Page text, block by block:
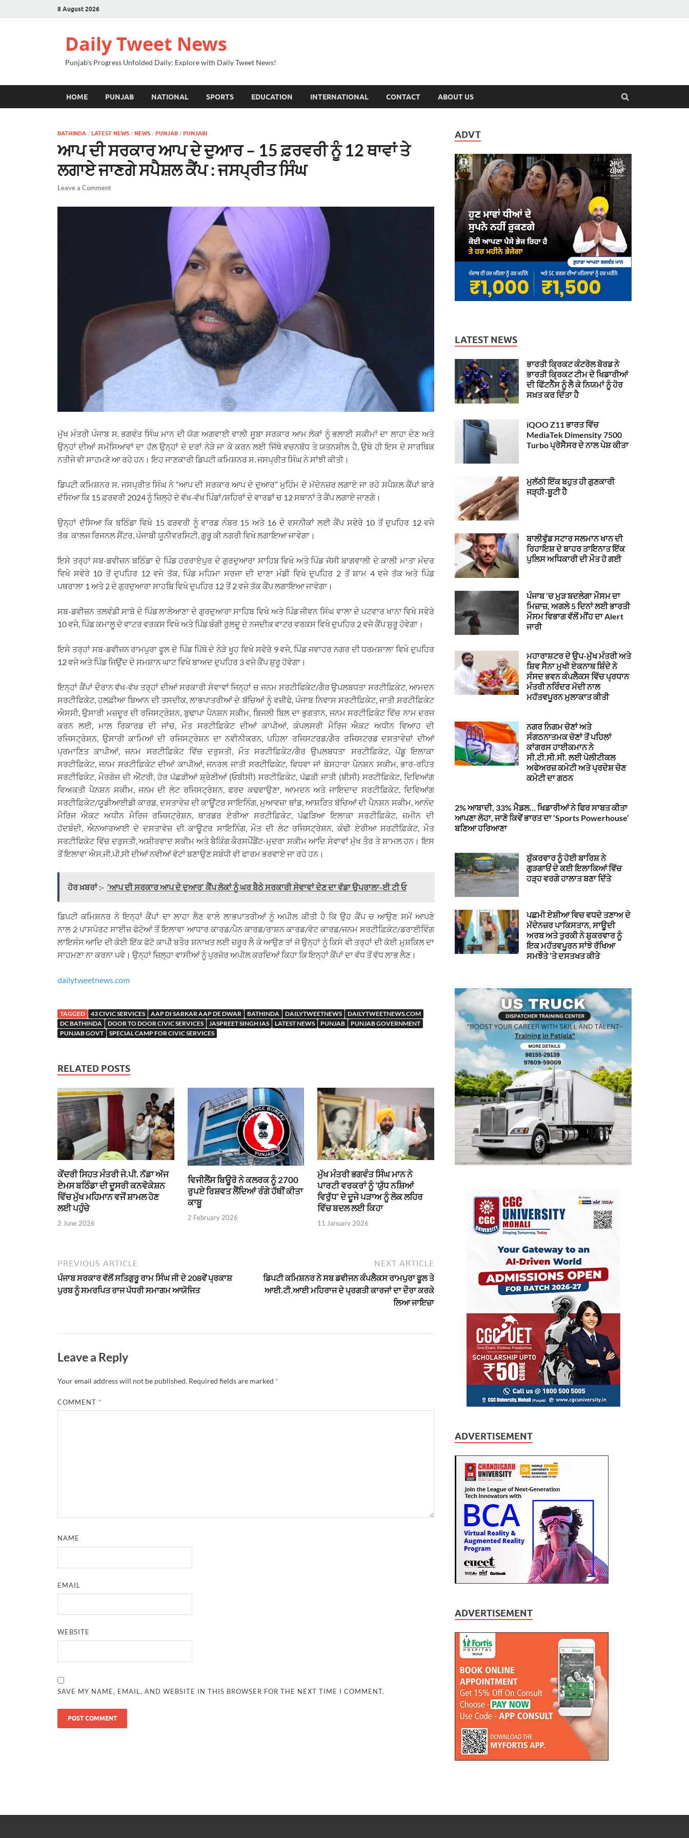
8 August 2026
Daily Tweet News
Punjab's Progress Unfolded Daily: Explore with Daily Tweet News!
HOME PUNJAB NATIONAL SPORTS EDUCATION INTERNATIONAL CONTACT ABOUT US
BATHINDA / LATEST NEWS / NEWS / PUNJAB / PUNJABI
ਆਪ ਦੀ ਸਰਕਾਰ ਆਪ ਦੇ ਦੁਆਰ – 15 ਫ਼ਰਵਰੀ ਨੂੰ 12 ਥਾਵਾਂ ਤੇ
ਲਗਾਏ ਜਾਣਗੇ ਸਪੈਸ਼ਲ ਕੈਂਪ : ਜਸਪ੍ਰੀਤ ਸਿੰਘ
Leave a Comment
ਮੁੱਖ ਮੰਤਰੀ ਪੰਜਾਬ ਸ. ਭਗਵੰਤ ਸਿੰਘ ਮਾਨ ਦੀ ਯੋਗ ਅਗਵਾਈ ਵਾਲੀ ਸੂਬਾ ਸਰਕਾਰ ਆਮ ਲੋਕਾਂ ਨੂੰ ਭਲਾਈ ਸਕੀਮਾਂ ਦਾ ਲਾਹਾ ਦੇਣ ਅਤੇ
ਉਨ੍ਹਾਂ ਦੀਆਂ ਸਮੱਸਿਆਵਾਂ ਦਾ ਹੱਲ ਉਨ੍ਹਾਂ ਦੇ ਦਰਾਂ ਨੇੜੇ ਜਾ ਕੇ ਕਰਨ ਲਈ ਜਿੱਥੇ ਵਚਨਬੱਧ ਤੇ ਯਤਨਸ਼ੀਲ ਹੈ, ਉਥੇ ਹੀ ਇਸ ਦੇ ਸਾਰਥਿਕ
ਨਤੀਜੇ ਵੀ ਸਾਹਮਣੇ ਆ ਰਹੇ ਹਨ। ਇਹ ਜਾਣਕਾਰੀ ਡਿਪਟੀ ਕਮਿਸ਼ਨਰ ਸ. ਜਸਪ੍ਰੀਤ ਸਿੰਘ ਨੇ ਸਾਂਝੀ ਕੀਤੀ।
ਡਿਪਟੀ ਕਮਿਸ਼ਨਰ ਸ. ਜਸਪ੍ਰੀਤ ਸਿੰਘ ਨੇ “ਆਪ ਦੀ ਸਰਕਾਰ ਆਪ ਦੇ ਦੁਆਰ” ਮੁਹਿੰਮ ਦੇ ਮੱਦੇਨਜ਼ਰ ਲਗਾਏ ਜਾ ਰਹੇ ਸਪੈਸ਼ਲ ਕੈਂਪਾਂ ਬਾਰੇ
ਦੱਸਿਆ ਕਿ 15 ਫ਼ਰਵਰੀ 2024 ਨੂੰ ਜ਼ਿਲ੍ਹੇ ਦੇ ਵੱਖ-ਵੱਖ ਪਿੰਡਾਂ/ਸ਼ਹਿਰਾਂ ਦੇ ਵਾਰਡਾਂ ਚ 12 ਸਥਾਨਾਂ ਤੇ ਕੈਂਪ ਲਗਾਏ ਜਾਣਗੇ।
ਉਨ੍ਹਾਂ ਦੱਸਿਆ ਕਿ ਬਠਿੰਡਾ ਵਿਖੇ 15 ਫਰਵਰੀ ਨੂੰ ਵਾਰਡ ਨੰਬਰ 15 ਅਤੇ 16 ਦੇ ਵਸਨੀਕਾਂ ਲਈ ਕੈਂਪ ਸਵੇਰੇ 10 ਤੋਂ ਦੁਪਹਿਰ 12 ਵਜੇ
ਤੱਕ ਕਾਲਜ ਰਿਜਨਲ ਸੈਂਟਰ, ਪੰਜਾਬੀ ਯੂਨੀਵਰਸਿਟੀ, ਗੁਰੂ ਕੀ ਨਗਰੀ ਵਿਖੇ ਲਗਾਇਆ ਜਾਵੇਗਾ।
ਇਸੇ ਤਰ੍ਹਾਂ ਸਬ-ਡਵੀਜ਼ਨ ਬਠਿੰਡਾ ਦੇ ਪਿੰਡ ਹਰਰਾਏਪੁਰ ਦੇ ਗੁਰਦੁਆਰਾ ਸਾਹਿਬ ਵਿਖੇ ਅਤੇ ਪਿੰਡ ਜੱਸੀ ਬਾਗਵਾਲੀ ਦੇ ਕਾਲੀ ਮਾਤਾ ਮੰਦਰ
ਵਿਖੇ ਸਵੇਰੇ 10 ਤੋਂ ਦੁਪਹਿਰ 12 ਵਜੇ ਤੱਕ, ਪਿੰਡ ਮਹਿਮਾ ਸਰਜਾ ਦੀ ਦਾਣਾ ਮੰਡੀ ਵਿਖੇ ਦੁਪਹਿਰ 2 ਤੋਂ ਸ਼ਾਮ 4 ਵਜੇ ਤੱਕ ਅਤੇ ਪਿੰਡ
ਪਥਰਾਲਾ 1 ਅਤੇ 2 ਦੇ ਗੁਰਦੁਆਰਾ ਸਾਹਬਿ ਵਿਖੇ ਦੁਪਹਿਰ 12 ਤੋਂ 2 ਵਜੇ ਤੱਕ ਕੈਂਪ ਲਗਾਇਆ ਜਾਵੇਗਾ।
ਸਬ-ਡਵੀਜ਼ਨ ਤਲਵੰਡੀ ਸਾਬੋ ਦੇ ਪਿੰਡ ਲਾਲੇਆਣਾ ਦੇ ਗੁਰਦੁਆਰਾ ਸਾਹਿਬ ਵਿਖੇ ਅਤੇ ਪਿੰਡ ਜੀਵਨ ਸਿੰਘ ਵਾਲਾ ਦੇ ਪਟਵਾਰ ਖਾਨਾ ਵਿਖੇ ਸਵੇਰੇ
10 ਵਜੇ, ਪਿੰਡ ਕਮਾਲੂ ਦੇ ਵਾਟਰ ਵਰਕਸ ਵਿਖੇ ਅਤੇ ਪਿੰਡ ਬੰਗੀ ਰੁਲਦੂ ਦੇ ਨਜਦੀਕ ਵਾਟਰ ਵਰਕਸ ਵਿਖੇ ਦੁਪਹਿਰ 2 ਵਜੇ ਕੈਂਪ ਸ਼ੁਰੂ ਹੋਵੇਗਾ।
ਇਸੇ ਤਰ੍ਹਾਂ ਸਬ-ਡਵੀਜ਼ਨ ਰਾਮਪੁਰਾ ਫੂਲ ਦੇ ਪਿੰਡ ਪਿੱਥੋ ਦੇ ਨੇੜੇ ਖੂਹ ਵਿਖੇ ਸਵੇਰੇ 9 ਵਜੇ, ਪਿੰਡ ਜਵਾਹਰ ਨਗਰ ਦੀ ਧਰਮਸ਼ਾਲਾ ਵਿਖੇ ਦੁਪਹਿਰ
12 ਵਜੇ ਅਤੇ ਪਿੰਡ ਜਿਉਂਦ ਦੇ ਸਮਸ਼ਾਨ ਘਾਟ ਵਿਖੇ ਬਾਅਦ ਦੁਪਹਿਰ 3 ਵਜੇ ਕੈਂਪ ਸ਼ੁਰੂ ਹੋਵੇਗਾ।
ਇਨ੍ਹਾਂ ਕੈਂਪਾਂ ਦੌਰਾਨ ਵੱਖ-ਵੱਖ ਤਰ੍ਹਾਂ ਦੀਆਂ ਸਰਕਾਰੀ ਸੇਵਾਵਾਂ ਜਿਨ੍ਹਾਂ ਚ ਜਨਮ ਸਰਟੀਫਿਕੇਟ/ਗੈਰ ਉਪਲਬਧਤਾ ਸਰਟੀਫ਼ਿਕੇਟ, ਆਮਦਨ
ਸਰਟੀਫਿਕੇਟ, ਹਲਫ਼ੀਆ ਬਿਆਨ ਦੀ ਤਸਦੀਕ, ਲਾਭਪਾਤਰੀਆਂ ਦੇ ਬੱਚਿਆਂ ਨੂੰ ਵਜ਼ੀਫੇ, ਪੰਜਾਬ ਨਿਵਾਸ ਸਰਟੀਫ਼ਿਕੇਟ, ਜਾਤੀ ਸਰਟੀਫ਼ਿਕੇਟ
ਐਸਸੀ, ਉਸਾਰੀ ਮਜ਼ਦੂਰ ਦੀ ਰਜਿਸਟ੍ਰੇਸ਼ਨ, ਬੁਢਾਪਾ ਪੈਨਸ਼ਨ ਸਕੀਮ, ਬਿਜਲੀ ਬਿਲ ਦਾ ਭੁਗਤਾਨ, ਜਨਮ ਸਰਟੀਫ਼ਿਕੇਟ ਵਿੱਚ ਨਾਮ ਦਰਜ
ਕਰਨ ਲਈ, ਮਾਲ ਰਿਕਾਰਡ ਦੀ ਜਾਂਚ, ਮੌਤ ਸਰਟੀਫ਼ਿਕੇਟ ਦੀਆਂ ਕਾਪੀਆਂ, ਕੰਪਲਸਰੀ ਮੈਰਿਜ ਐਕਟ ਅਧੀਨ ਵਿਆਹ ਦੀ
ਰਜਿਸਟ੍ਰੇਸ਼ਨ, ਉਸਾਰੀ ਕਾਮਿਆਂ ਦੀ ਰਜਿਸਟ੍ਰੇਸ਼ਨ ਦਾ ਨਵੀਨੀਕਰਨ, ਪਹਿਲਾ ਰਜਿਸਟਰਡ/ਗੈਰ ਰਜਿਸਟਰਡ ਦਸਤਾਵੇਜ਼ਾਂ ਦੀਆਂ
ਪ੍ਰਮਾਣਿਤ ਕਾਪੀਆਂ, ਜਨਮ ਸਰਟੀਫ਼ਿਕੇਟ ਵਿੱਚ ਦਰੁਸਤੀ, ਮੌਤ ਸਰਟੀਫ਼ਿਕੇਟ/ਗੈਰ ਉਪਲਬਧਤਾ ਸਰਟੀਫ਼ਿਕੇਟ, ਪੇਂਡੂ ਇਲਾਕਾ
ਸਰਟੀਫ਼ਿਕੇਟ, ਜਨਮ ਸਰਟੀਫ਼ਿਕੇਟ ਦੀਆਂ ਕਾਪੀਆਂ, ਜਨਰਲ ਜਾਤੀ ਸਰਟੀਫਿਕੇਟ, ਵਿਧਵਾ ਜਾਂ ਬੇਸਹਾਰਾ ਪੈਨਸ਼ਨ ਸਕੀਮ, ਭਾਰ-ਰਹਿਤ
ਸਰਟੀਫਿਕੇਟ, ਮੌਰਗੇਜ ਦੀ ਐਂਟਰੀ, ਹੋਰ ਪੱਛੜੀਆਂ ਸ਼੍ਰੇਣੀਆਂ (ਓਬੀਸੀ) ਸਰਟੀਫ਼ਿਕੇਟ, ਪੱਛੜੀ ਜਾਤੀ (ਬੀਸੀ) ਸਰਟੀਫ਼ਿਕੇਟ, ਦਿਵਿਆਂਗ
ਵਿਅਕਤੀ ਪੈਨਸ਼ਨ ਸਕੀਮ, ਜਨਮ ਦੀ ਲੇਟ ਰਜਿਸਟ੍ਰੇਸ਼ਨ, ਫਰਦ ਕਢਵਾਉਣਾ, ਆਮਦਨ ਅਤੇ ਜਾਇਦਾਦ ਸਰਟੀਫ਼ਿਕੇਟ, ਦਿਵਿਆਂਗ
ਸਰਟੀਫ਼ਿਕੇਟ/ਯੂਡੀਆਈਡੀ ਕਾਰਡ, ਦਸਤਾਵੇਜ਼ ਦੀ ਕਾਊਂਟਰ ਸਾਇਨਿੰਗ, ਮੁਆਵਜ਼ਾ ਬਾਂਡ, ਆਸ਼ਰਿਤ ਬੱਚਿਆਂ ਦੀ ਪੈਨਸ਼ਨ ਸਕੀਮ, ਆਨੰਦ
ਮੈਰਿਜ ਐਕਟ ਅਧੀਨ ਮੈਰਿਜ ਰਜਿਸਟ੍ਰੇਸ਼ਨ, ਥਾਰਡਰ ਏਰੀਆ ਸਰਟੀਫ਼ਿਕੇਟ, ਪੱਛੜਿਆ ਇਲਾਕਾ ਸਰਟੀਫ਼ਿਕੇਟ, ਜ਼ਮੀਨ ਦੀ
ਹੱਦਬੰਦੀ, ਐਨਆਰਆਈ ਦੇ ਦਸਤਾਵੇਜ਼ ਦੀ ਕਾਊਟਰ ਸਾਇਨਿੰਗ, ਮੌਤ ਦੀ ਲੇਟ ਰਜਿਸਟ੍ਰੇਸ਼ਨ, ਕੰਢੀ ਏਰੀਆ ਸਰਟੀਫ਼ਿਕੇਟ, ਮੌਤ
ਸਰਟੀਫਿਕੇਟ ਵਿੱਚ ਦਰੁਸਤੀ, ਅਸ਼ੀਰਵਾਦ ਸਕੀਮ ਅਤੇ ਬੈਕਿੰਗ ਕੌਰਸਪੌਂਡੈਂਟ-ਮੁਦਰਾ ਸਕੀਮ ਆਦਿ ਸੇਵਾਵਾਂ ਮੁੱਖ ਤੌਰ ਤੇ ਸ਼ਾਮਲ ਹਨ। ਇਸ
ਤੋਂ ਇਲਾਵਾ ਐਸ.ਜੀ.ਪੀ.ਸੀ ਦੀਆਂ ਨਵੀਆਂ ਵੋਟਾਂ ਬਣਾਉਣ ਸਬੰਧੀ ਵੀ ਫਾਰਮ ਭਰਵਾਏ ਜਾ ਰਹੇ ਹਨ।
ਹੋਰ ਖ਼ਬਰਾਂ :- ‘ਆਪ ਦੀ ਸਰਕਾਰ ਆਪ ਦੇ ਦੁਆਰ’ ਕੈਂਪ ਲੋਕਾਂ ਨੂੰ ਘਰ ਬੈਠੇ ਸਰਕਾਰੀ ਸੇਵਾਵਾਂ ਦੇਣ ਦਾ ਵੱਡਾ ਉਪਰਾਲਾ-ਈ ਟੀ ਓ
ਡਿਪਟੀ ਕਮਿਸ਼ਨਰ ਨੇ ਇਨ੍ਹਾਂ ਕੈਂਪਾਂ ਦਾ ਲਾਹਾ ਲੈਣ ਵਾਲੇ ਲਾਭਪਾਤਰੀਆਂ ਨੂੰ ਅਪੀਲ ਕੀਤੀ ਹੈ ਕਿ ਉਹ ਕੈਂਪ ਚ ਆਉਣ ਸਮੇਂ ਆਪਣੇ
ਨਾਲ 2 ਪਾਸਪੋਰਟ ਸਾਈਜ਼ ਫੋਟੋਆਂ ਤੋਂ ਇਲਾਵਾ ਆਧਾਰ ਕਾਰਡ/ਪੈਨ ਕਾਰਡ/ਰਾਸ਼ਨ ਕਾਰਡ/ਵੋਟ ਕਾਰਡ/ਜਨਮ ਸਰਟੀਫ਼ਿਕੇਟ/ਡਰਾਈਵਿੰਗ
ਲਾਇਸੰਸ ਆਦਿ ਦੀ ਕੋਈ ਇੱਕ ਫੋਟੋ ਕਾਪੀ ਬਤੌਰ ਸ਼ਨਾਖਤ ਲਈ ਜ਼ਰੂਰ ਲੈ ਕੇ ਆਉਣ ਤਾਂ ਜੋ ਉਨ੍ਹਾਂ ਨੂੰ ਕਿਸੇ ਵੀ ਤਰ੍ਹਾਂ ਦੀ ਕੋਈ ਮੁਸ਼ਕਿਲ ਦਾ
ਸਾਹਮਣਾ ਨਾ ਕਰਨਾ ਪਵੇ। ਉਨ੍ਹਾਂ ਜ਼ਿਲ੍ਹਾ ਵਾਸੀਆਂ ਨੂੰ ਪੁਰਜ਼ੋਰ ਅਪੀਲ ਕਰਦਿਆਂ ਕਿਹਾ ਕਿ ਇਨ੍ਹਾਂ ਕੈਂਪਾਂ ਦਾ ਵੱਧ ਤੋਂ ਵੱਧ ਲਾਭ ਲੈਣ।
dailytweetnews.com
TAGGED 43 CIVIC SERVICES AAP DI SARKAR AAP DE DWAR BATHINDA DAILYTWEETNEWS
DAILYTWEETNEWS.COM
DC BATHINDA
DOOR TO DOOR CIVIC SERVICES JASPREET SINGH IAS LATEST NEWS PUNJAB
PUNJAB GOVERNMENT
PUNJAB GOVT
SPECIAL CAMP FOR CIVIC SERVICES
RELATED POSTS
ਕੇਂਦਰੀ ਸਿਹਤ ਮੰਤਰੀ ਜੇ.ਪੀ. ਨੱਡਾ ਅੱਜ
ਏਮਸ ਬਠਿੰਡਾ ਦੀ ਦੂਸਰੀ ਕਨਵੋਕੇਸ਼ਨ
ਵਿੱਚ ਮੁੱਖ ਮਹਿਮਾਨ ਵਜੋਂ ਸ਼ਾਮਲ ਹੋਣ
ਲਈ ਪਹੁੰਚੇ
2 June 2026
ਵਿਜੀਲੈਂਸ ਬਿਊਰੋ ਨੇ ਕਲਰਕ ਨੂੰ 2700
ਰੁਪਏ ਰਿਸ਼ਵਤ ਲੈਂਦਿਆਂ ਰੰਗੇ ਹੱਥੀਂ ਕੀਤਾ
ਕਾਬੂ
2 February 2026
ਮੁੱਖ ਮੰਤਰੀ ਭਗਵੰਤ ਸਿੰਘ ਮਾਨ ਨੇ
ਪਾਰਟੀ ਵਰਕਰਾਂ ਨੂੰ ‘ਯੁੱਧ ਨਸ਼ਿਆਂ
ਵਿਰੁੱਧ’ ਦੇ ਦੂਜੇ ਪੜਾਅ ਨੂੰ ਲੋਕ ਲਹਿਰ
ਵਿੱਚ ਬਦਲ ਲਈ ਕਿਹਾ
11 January 2026
PREVIOUS ARTICLE
ਪੰਜਾਬ ਸਰਕਾਰ ਵੱਲੋਂ ਸਤਿਗੁਰੂ ਰਾਮ ਸਿੰਘ ਜੀ ਦੇ 208ਵੇਂ ਪ੍ਰਕਾਸ਼
ਪੁਰਬ ਨੂੰ ਸਮਰਪਿਤ ਰਾਜ ਪੱਧਰੀ ਸਮਾਗਮ ਆਯੋਜਿਤ
NEXT ARTICLE
ਡਿਪਟੀ ਕਮਿਸ਼ਨਰ ਨੇ ਸਬ ਡਵੀਜਨ ਕੰਪਲੈਕਸ ਰਾਮਪੁਰਾ ਫੂਲ ਤੇ
ਆਈ.ਟੀ.ਆਈ ਮਹਿਰਾਜ ਦੇ ਪ੍ਰਗਤੀ ਕਾਰਜਾਂ ਦਾ ਦੌਰਾ ਕਰਕੇ
ਲਿਆ ਜਾਇਜ਼ਾ
Leave a Reply
Your email address will not be published. Required fields are marked *
COMMENT *
NAME
EMAIL
WEBSITE
SAVE MY NAME, EMAIL, AND WEBSITE IN THIS BROWSER FOR THE NEXT TIME I COMMENT.
ADVT
LATEST NEWS
ਭਾਰਤੀ ਕ੍ਰਿਕਟ ਕੰਟਰੋਲ ਬੋਰਡ ਨੇ
ਭਾਰਤੀ ਕ੍ਰਿਕਟ ਟੀਮ ਦੇ ਖਿਡਾਰੀਆਂ
ਦੀ ਫਿੱਟਨੈੱਸ ਨੂੰ ਲੈ ਕੇ ਨਿਯਮਾਂ ਨੂੰ ਹੋਰ
ਸਖ਼ਤ ਕਰ ਦਿੱਤਾ ਹੈ
iQOO Z11 ਭਾਰਤ ਵਿੱਚ
MediaTek Dimensity 7500
Turbo ਪ੍ਰੋਸੈਸਰ ਦੇ ਨਾਲ ਪੇਸ਼ ਕੀਤਾ
ਮੁਲੱਠੀ ਇੱਕ ਬਹੁਤ ਹੀ ਗੁਣਕਾਰੀ
ਜੜ੍ਹੀ-ਬੂਟੀ ਹੈ
ਬਾਲੀਵੁੱਡ ਸਟਾਰ ਸਲਮਾਨ ਖਾਨ ਦੀ
ਰਿਹਾਇਸ਼ ਦੇ ਬਾਹਰ ਤਾਇਨਾਤ ਇੱਕ
ਪੁਲਿਸ ਅਧਿਕਾਰੀ ਦੀ ਮੌਤ ਹੋ ਗਈ
ਪੰਜਾਬ ‘ਚ ਮੁੜ ਬਦਲੇਗਾ ਮੌਸਮ ਦਾ
ਮਿਜ਼ਾਜ਼, ਅਗਲੇ 5 ਦਿਨਾਂ ਲਈ ਭਾਰਤੀ
ਮੌਸਮ ਵਿਭਾਗ ਵੱਲੋਂ ਮੀਂਹ ਦਾ Alert
ਜਾਰੀ
ਮਹਾਰਾਸ਼ਟਰ ਦੇ ਉਪ-ਮੁੱਖ ਮੰਤਰੀ ਅਤੇ
ਸ਼ਿਵ ਸੈਨਾ ਮੁਖੀ ਏਕਨਾਥ ਸ਼ਿੰਦੇ ਨੇ
ਸੰਸਦ ਭਵਨ ਕੰਪਲੈਕਸ ਵਿੱਚ ਪ੍ਰਧਾਨ
ਮੰਤਰੀ ਨਰਿੰਦਰ ਮੋਦੀ ਨਾਲ
ਮਹੱਤਵਪੂਰਨ ਮੁਲਾਕਾਤ ਕੀਤੀ
ਨਗਰ ਨਿਗਮ ਚੋਣਾਂ ਅਤੇ
ਸੰਗਠਨਾਤਮਕ ਚੋਣਾਂ ਤੋਂ ਪਹਿਲਾਂ
ਕਾਂਗਰਸ ਹਾਈਕਮਾਨ ਨੇ
ਸੀ.ਟੀ.ਸੀ.ਸੀ. ਲਈ ਪੋਲੀਟੀਕਲ
ਅਫੇਅਰਜ਼ ਕਮੇਟੀ ਅਤੇ ਪ੍ਰਦੇਸ਼ ਚੋਣ
ਕਮੇਟੀ ਦਾ ਗਠਨ
2% ਆਬਾਦੀ, 33% ਮੈਡਲ… ਖਿਡਾਰੀਆਂ ਨੇ ਫਿਰ ਸਾਬਤ ਕੀਤਾ
ਆਪਣਾ ਲੋਹਾ, ਜਾਣੋ ਕਿਵੇਂ ਭਾਰਤ ਦਾ ‘Sports Powerhouse’
ਬਣਿਆ ਹਰਿਆਣਾ
ਸ਼ੁੱਕਰਵਾਰ ਨੂੰ ਹੋਈ ਬਾਰਿਸ਼ ਨੇ
ਗੁੜਗਾਓਂ ਦੇ ਕਈ ਇਲਾਕਿਆਂ ਵਿੱਚ
ਹੜ੍ਹ ਵਰਗੇ ਹਾਲਾਤ ਬਣਾ ਦਿੱਤੇ
ਪਛਮੀ ਏਸ਼ੀਆ ਵਿਚ ਵਧਦੇ ਤਣਾਅ ਦੇ
ਮੱਦੇਨਜ਼ਰ ਪਾਕਿਸਤਾਨ, ਸਾਊਦੀ
ਅਰਬ ਅਤੇ ਤੁਰਕੀ ਨੇ ਸ਼ੁਕਰਵਾਰ ਨੂੰ
ਇਕ ਮਹੱਤਵਪੂਰਨ ਸਾਂਝੇ ਰੱਖਿਆ
ਸਮਝੌਤੇ ’ਤੇ ਦਸਤਖਤ ਕੀਤੇ
ADVERTISEMENT
ADVERTISEMENT